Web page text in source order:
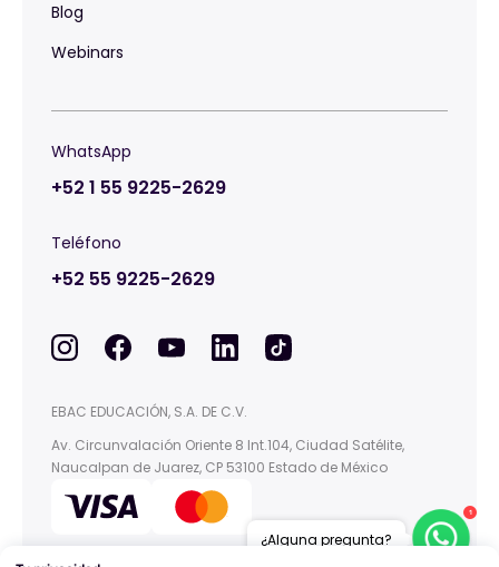
Blog
Webinars
WhatsApp
+52 1 55 9225-2629
Teléfono
+52 55 9225-2629
EBAC EDUCACIÓN, S.A. DE C.V.
Av. Circunvalación Oriente 8 Int.104, Ciudad Satélite,
Naucalpan de Juarez, CP 53100 Estado de México
¿Alguna pregunta?
1